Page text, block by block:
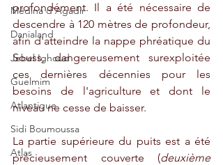
Médina d'Agadir
Danialand
Jebel Ighoud
Guelmim
Atlantique
Sidi Boumoussa
Atlas
profondément. Il a été nécessaire de
descendre à 120 mètres de profondeur,
afin d'atteindre la nappe phréatique du
Souss, dangereusement surexploitée
ces dernières décennies pour les
besoins de l'agriculture et dont le
niveau ne cesse de baisser.
La partie supérieure du puits est a été
précieusement couverte (deuxième